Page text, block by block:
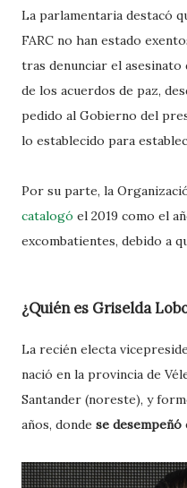
La parlamentaria destacó
FARC no han estado
tras denunciar el
de los acuerdos de paz,
pedido al Gobierno del
lo establecido para
Por su parte, la
catalogó el 2019 como el
excombatientes, debido a
¿Quién es Griselda
La recién electa
nació en la provincia de
Santander (noreste), y
años, donde se